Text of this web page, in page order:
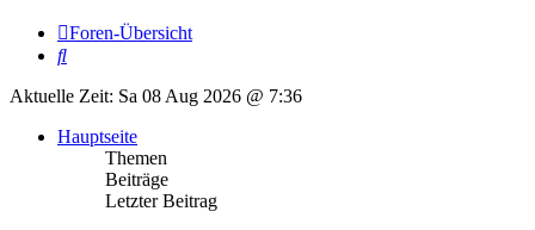
Foren-Übersicht
Suche
Aktuelle Zeit: Sa 08 Aug 2026 @ 7:36
Hauptseite
Themen
Beiträge
Letzter Beitrag